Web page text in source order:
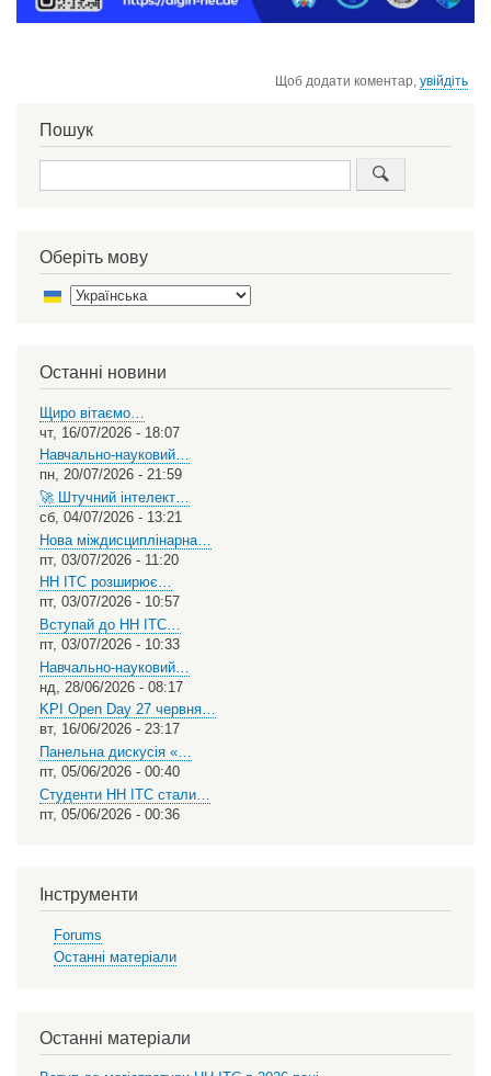
Щоб додати коментар,увійдіть
Пошук
Пошук
Оберіть мову
Останні новини
Щиро вітаємо…
чт, 16/07/2026 - 18:07
Навчально-науковий…
пн, 20/07/2026 - 21:59
🚀 Штучний інтелект…
сб, 04/07/2026 - 13:21
Нова міждисциплінарна…
пт, 03/07/2026 - 11:20
НН ІТС розширює…
пт, 03/07/2026 - 10:57
Вступай до НН ІТС…
пт, 03/07/2026 - 10:33
Навчально-науковий…
нд, 28/06/2026 - 08:17
KPI Open Day 27 червня…
вт, 16/06/2026 - 23:17
Панельна дискусія «…
пт, 05/06/2026 - 00:40
Студенти НН ІТС стали…
пт, 05/06/2026 - 00:36
Інструменти
Forums
Останні матеріали
Останні матеріали